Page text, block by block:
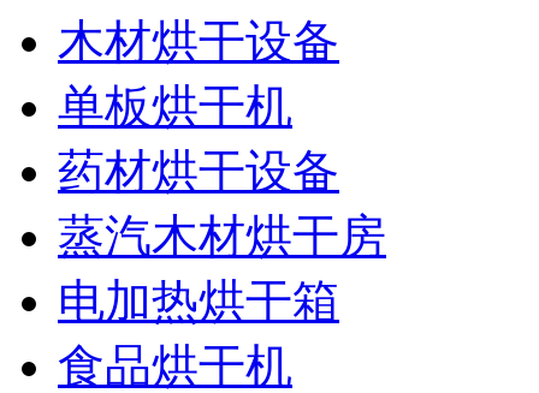
木材烘干设备
单板烘干机
药材烘干设备
蒸汽木材烘干房
电加热烘干箱
食品烘干机